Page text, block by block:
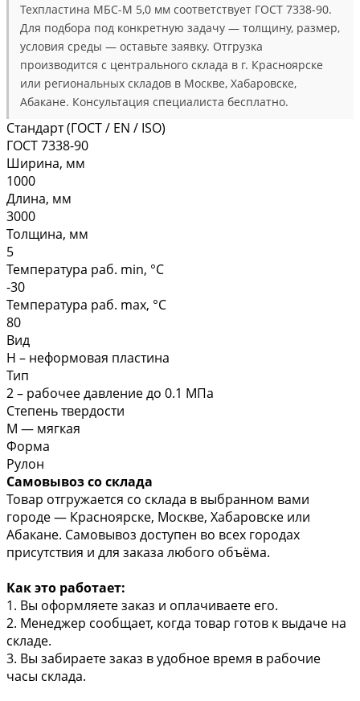
Техпластина МБС-М 5,0 мм соответствует ГОСТ 7338-90.
Для подбора под конкретную задачу — толщину, размер,
условия среды — оставьте заявку. Отгрузка
производится с центрального склада в г. Красноярске
или региональных складов в Москве, Хабаровске,
Абакане. Консультация специалиста бесплатно.
Стандарт (ГОСТ / EN / ISO)
ГОСТ 7338-90
Ширина, мм
1000
Длина, мм
3000
Толщина, мм
5
Температура раб. min, °C
-30
Температура раб. max, °C
80
Вид
Н – неформовая пластина
Тип
2 – рабочее давление до 0.1 МПа
Степень твердости
М — мягкая
Форма
Рулон
Самовывоз со склада
Товар отгружается со склада в выбранном вами
городе — Красноярске, Москве, Хабаровске или
Абакане. Самовывоз доступен во всех городах
присутствия и для заказа любого объёма.
Как это работает:
1. Вы оформляете заказ и оплачиваете его.
2. Менеджер сообщает, когда товар готов к выдаче на
складе.
3. Вы забираете заказ в удобное время в рабочие
часы склада.